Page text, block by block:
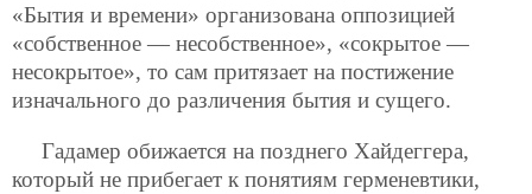
«Бытия и времени» организована оппозицией
«собственное — несобственное», «сокрытое —
несокрытое», то сам притязает на постижение
изначального до различения бытия и сущего.
Гадамер обижается на позднего Хайдеггера,
который не прибегает к понятиям герменевтики,